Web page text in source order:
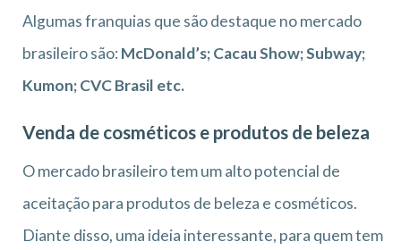
Algumas franquias que são destaque no mercado
brasileiro são:McDonald’s; Cacau Show; Subway;
Kumon; CVC Brasil etc.
Venda de cosméticos e produtos de beleza
O mercado brasileiro tem um alto potencial de
aceitação para produtos de beleza e cosméticos.
Diante disso, uma ideia interessante, para quem tem